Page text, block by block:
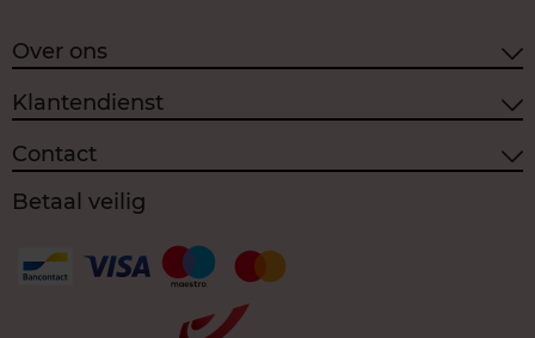
Over ons
Klantendienst
Contact
Betaal veilig